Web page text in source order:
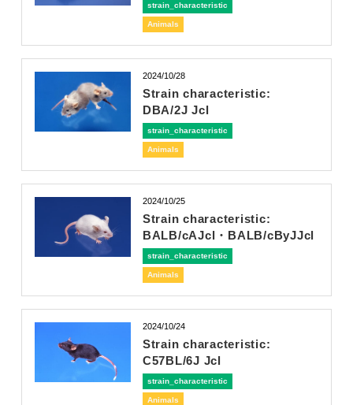
strain_characteristic
Animals
2024/10/28
Strain characteristic:
DBA/2J Jcl
strain_characteristic
Animals
2024/10/25
Strain characteristic:
BALB/cAJcl・BALB/cByJJcl
strain_characteristic
Animals
2024/10/24
Strain characteristic:
C57BL/6J Jcl
strain_characteristic
Animals